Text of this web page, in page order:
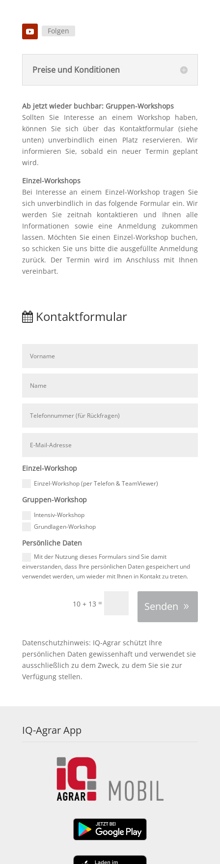
Folgen
Preise und Konditionen
Ab jetzt wieder buchbar: Gruppen-Workshops
Sollten Sie Interesse an einem Workshop haben,
können Sie sich über das Kontaktformular (siehe
unten) unverbindlich einen Platz reservieren. Wir
informieren Sie, sobald ein neuer Termin geplant
wird.
Einzel-Workshops
Bei Interesse an einem Einzel-Workshop tragen Sie
sich unverbindlich in das folgende Formular ein. Wir
werden Sie zeitnah kontaktieren und Ihnen alle
Informationen sowie eine Anmeldung zukommen
lassen. Möchten Sie einen Einzel-Workshop buchen,
so schicken Sie uns bitte die ausgefüllte Anmeldung
zurück. Der Termin wird im Anschluss mit Ihnen
vereinbart.
Kontaktformular
Einzel-Workshop
Einzel-Workshop (per Telefon & TeamViewer)
Gruppen-Workshop
Intensiv-Workshop
Grundlagen-Workshop
Persönliche Daten
Mit der Nutzung dieses Formulars sind Sie damit
einverstanden, dass Ihre persönlichen Daten gespeichert und
verwendet werden, um wieder mit Ihnen in Kontakt zu treten.
10 + 13 = Senden
Datenschutzhinweis: IQ-Agrar schützt Ihre
persönlichen Daten gewissenhaft und verwendet sie
ausschließlich zu dem Zweck, zu dem Sie sie zur
Verfügung stellen.
IQ-Agrar App